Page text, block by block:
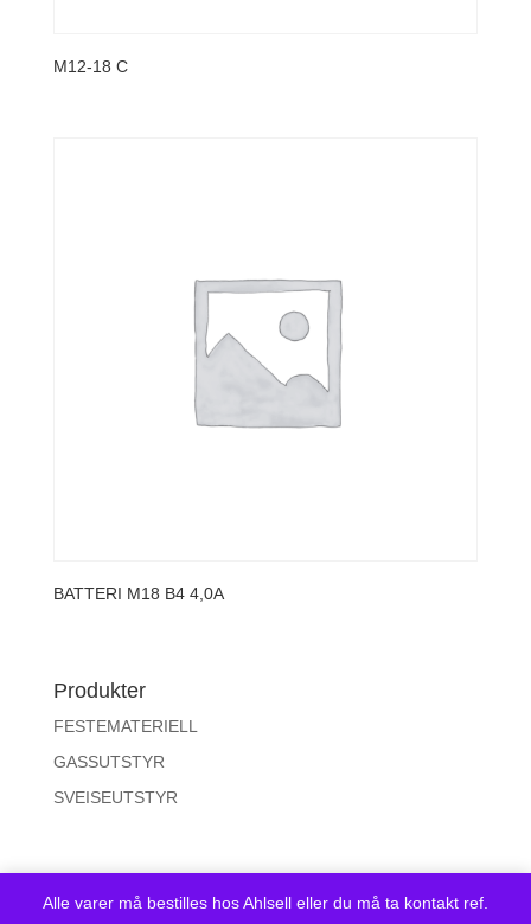
Alle varer må bestilles hos Ahlsell eller du må ta kontakt ref.
M12-18 C
BATTERI M18 B4 4,0A
Produkter
FESTEMATERIELL
GASSUTSTYR
SVEISEUTSTYR
Copyright © Ahlsell A/S